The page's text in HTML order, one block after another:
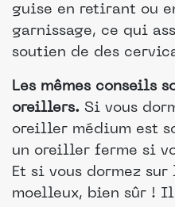
guise en retirant ou
garnissage, ce qui
soutien de des
Les mêmes conseils
oreillers. Si vous
oreiller médium est
un oreiller ferme si
Et si vous dormez
moelleux, bien sûr !